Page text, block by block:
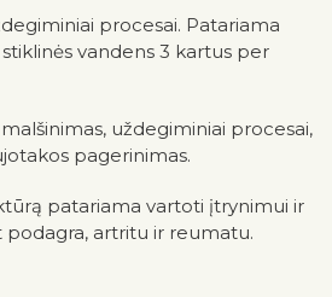
procesai. Patariama
vandens 3 kartus per
uždegiminiai procesai,
pagerinimas.
patariama vartoti įtrynimui ir
artritu ir reumatu.